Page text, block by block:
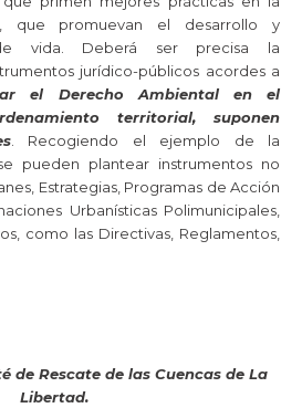
que promuevan el desarrollo y
vida. Deberá ser precisa la
jurídico-públicos acordes a
el Derecho Ambiental en el
territorial, suponen
. Recogiendo el ejemplo de la
pueden plantear instrumentos no
Estrategias, Programas de Acción
Urbanísticas Polimunicipales,
como las Directivas, Reglamentos,
de Rescate de las Cuencas de La
Libertad.